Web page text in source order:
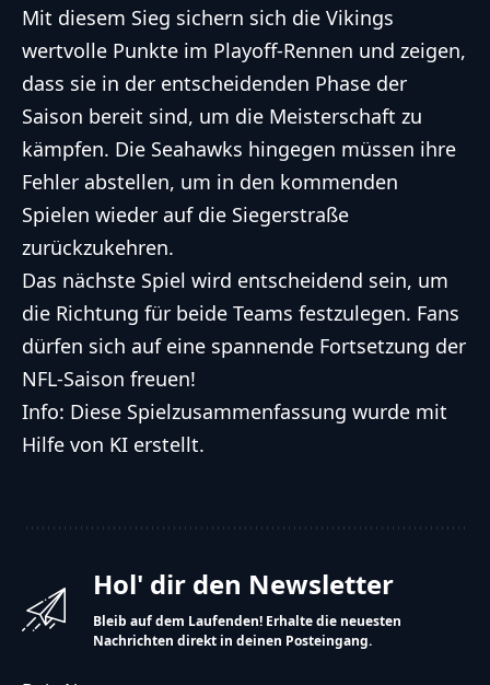
Mit diesem Sieg sichern sich die Vikings
wertvolle Punkte im Playoff-Rennen und zeigen,
dass sie in der entscheidenden Phase der
Saison bereit sind, um die Meisterschaft zu
kämpfen. Die Seahawks hingegen müssen ihre
Fehler abstellen, um in den kommenden
Spielen wieder auf die Siegerstraße
zurückzukehren.
Das nächste Spiel wird entscheidend sein, um
die Richtung für beide Teams festzulegen. Fans
dürfen sich auf eine spannende Fortsetzung der
NFL-Saison freuen!
Info: Diese Spielzusammenfassung wurde mit
Hilfe von KI erstellt.
Hol' dir den Newsletter
Bleib auf dem Laufenden! Erhalte die neuesten
Nachrichten direkt in deinen Posteingang.